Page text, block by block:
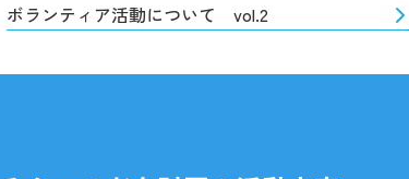
ボランティア活動について vol.2